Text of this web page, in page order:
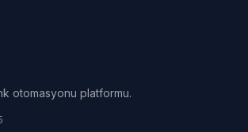
otomasyonu platformu.